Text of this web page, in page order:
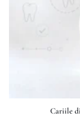
Cariile